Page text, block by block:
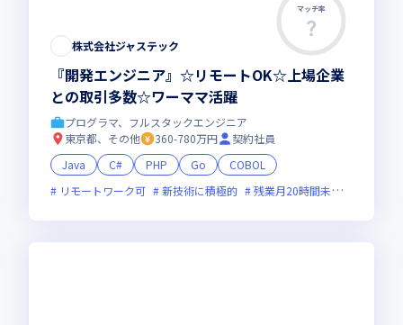
マッチ率
株式会社ジャステック
『開発エンジニア』☆リモートOK☆上場企業
との取引多数☆ワーママ活躍
プログラマ、フルスタックエンジニア
東京都、その他
360-780万円
契約社員
Java
C# PHP Go
COBOL
リモートワーク可
新技術に積極的 残業月20時間未満